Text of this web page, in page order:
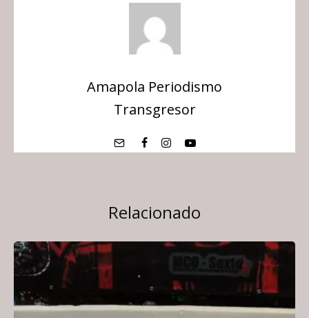
Amapola Periodismo
Transgresor
Relacionado